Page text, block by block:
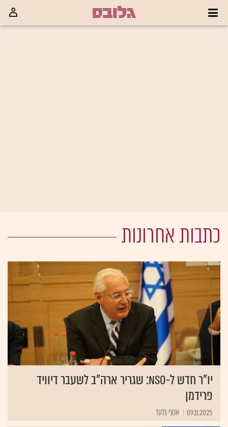
כתבות אחרונות
יו"ר חדש ל-NSO: שגריר ארה"ב לשעבר דיוויד
פרידמן
09.11.2025 אסף גלעד